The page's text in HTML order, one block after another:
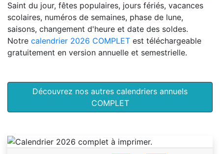
Saint du jour, fêtes populaires, jours fériés, vacances
scolaires, numéros de semaines, phase de lune,
saisons, changement d'heure et date des soldes.
Notre calendrier 2026 COMPLET est téléchargeable
gratuitement en version annuelle et semestrielle.
Découvrez nos autres calendriers annuels
COMPLET